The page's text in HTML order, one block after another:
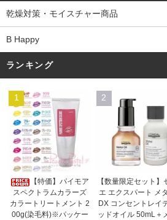
乾燥対策・モイスチャー商品
B Happy
ランキング
1
【特価】パイモア
スペクトラムカラーズ
カラートリートメント 2
00g(染毛料)※パッケー
2
【数量限定セット】
エ エクスパート メ
DX コンセントレイ
ッドオイル 50mL＋